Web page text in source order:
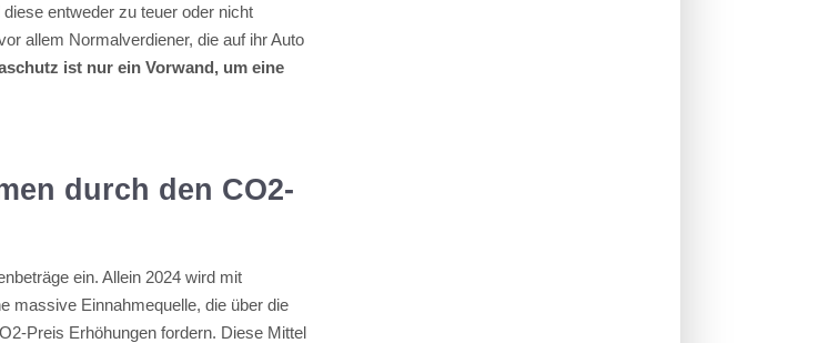
entweder zu teuer oder nicht
allem Normalverdiener, die auf ihr Auto
ist nur ein Vorwand, um eine
durch den CO2-
ein. Allein 2024 wird mit
massive Einnahmequelle, die über die
Preis Erhöhungen fordern. Diese Mittel